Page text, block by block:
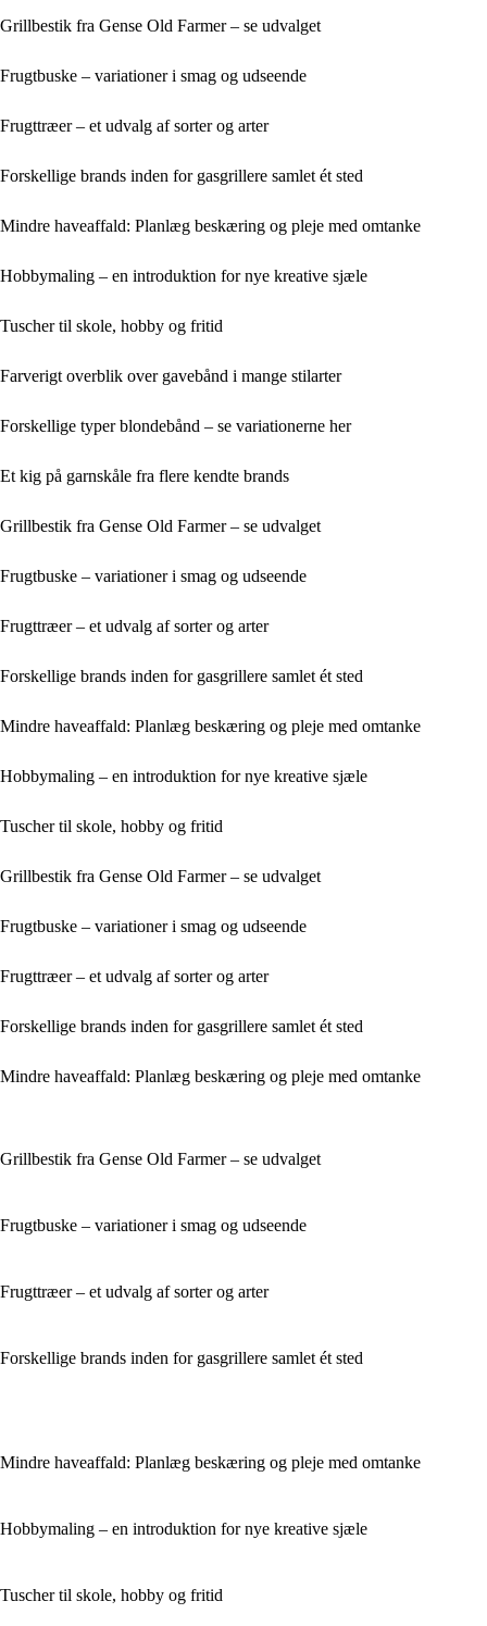
Grillbestik fra Gense Old Farmer – se udvalget
Frugtbuske – variationer i smag og udseende
Frugttræer – et udvalg af sorter og arter
Forskellige brands inden for gasgrillere samlet ét sted
Mindre haveaffald: Planlæg beskæring og pleje med omtanke
Hobbymaling – en introduktion for nye kreative sjæle
Tuscher til skole, hobby og fritid
Farverigt overblik over gavebånd i mange stilarter
Forskellige typer blondebånd – se variationerne her
Et kig på garnskåle fra flere kendte brands
Grillbestik fra Gense Old Farmer – se udvalget
Frugtbuske – variationer i smag og udseende
Frugttræer – et udvalg af sorter og arter
Forskellige brands inden for gasgrillere samlet ét sted
Mindre haveaffald: Planlæg beskæring og pleje med omtanke
Hobbymaling – en introduktion for nye kreative sjæle
Tuscher til skole, hobby og fritid
Grillbestik fra Gense Old Farmer – se udvalget
Frugtbuske – variationer i smag og udseende
Frugttræer – et udvalg af sorter og arter
Forskellige brands inden for gasgrillere samlet ét sted
Mindre haveaffald: Planlæg beskæring og pleje med omtanke
Grillbestik fra Gense Old Farmer – se udvalget
Frugtbuske – variationer i smag og udseende
Frugttræer – et udvalg af sorter og arter
Forskellige brands inden for gasgrillere samlet ét sted
Mindre haveaffald: Planlæg beskæring og pleje med omtanke
Hobbymaling – en introduktion for nye kreative sjæle
Tuscher til skole, hobby og fritid